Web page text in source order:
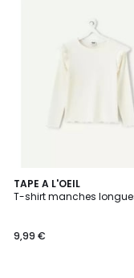
TAPE A L'OEIL
T-shirt manches
9,99 €